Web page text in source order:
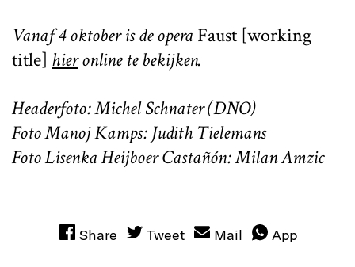
Vanaf 4 oktober is de operaFaust [working
title] hieronline te bekijken.
Headerfoto: Michel Schnater (DNO)
Foto Manoj Kamps: Judith Tielemans
Foto Lisenka Heijboer Castañón: Milan Amzic
Share Tweet Mail App